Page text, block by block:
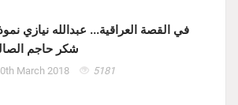
في القصة العراقية... عبدالله نيازي
شكر حاجم
March 2018 5181